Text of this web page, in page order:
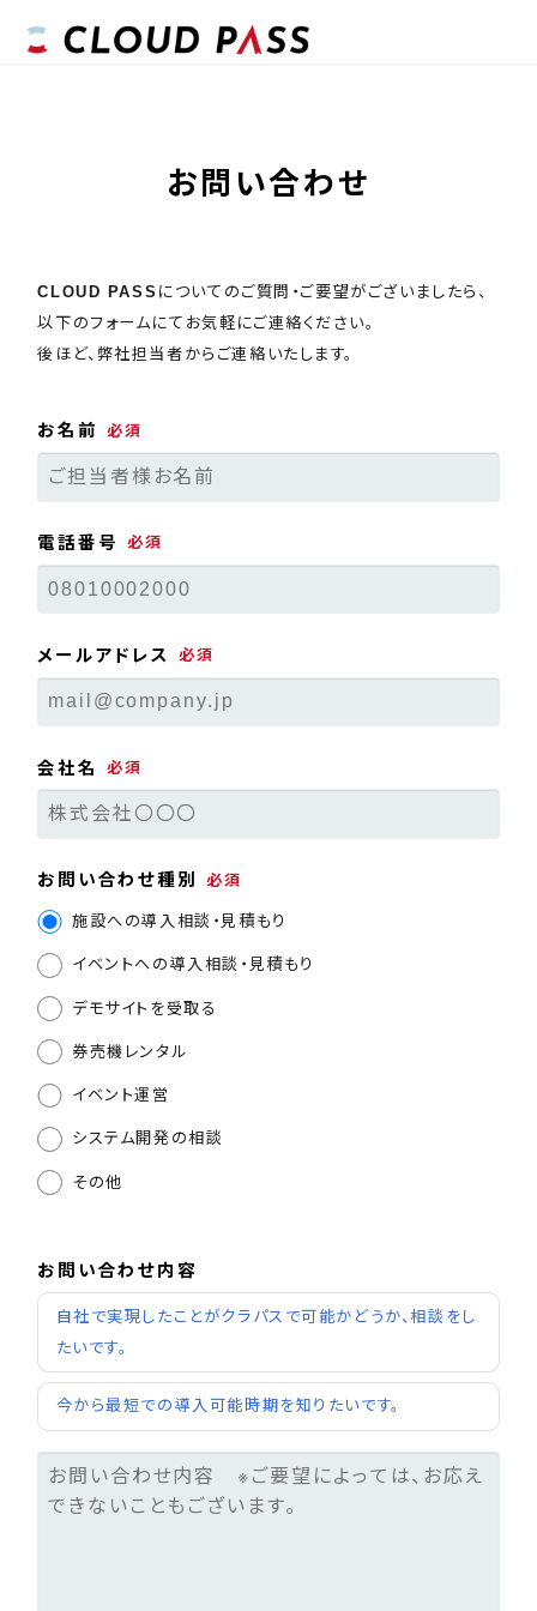
お問い合わせ
CLOUD PASS についてのご質問・ご要望がございましたら、
以下のフォームにてお気軽にご連絡ください。
後ほど、弊社担当者からご連絡いたします。
お名前
電話番号
メールアドレス
会社名
お問い合わせ種別
施設への導入相談・見積もり
イベントへの導入相談・見積もり
デモサイトを受取る
券売機レンタル
イベント運営
システム開発の相談
その他
お問い合わせ内容
自社で実現したことがクラパスで可能かどうか、相談をし
たいです。
今から最短での導入可能時期を知りたいです。